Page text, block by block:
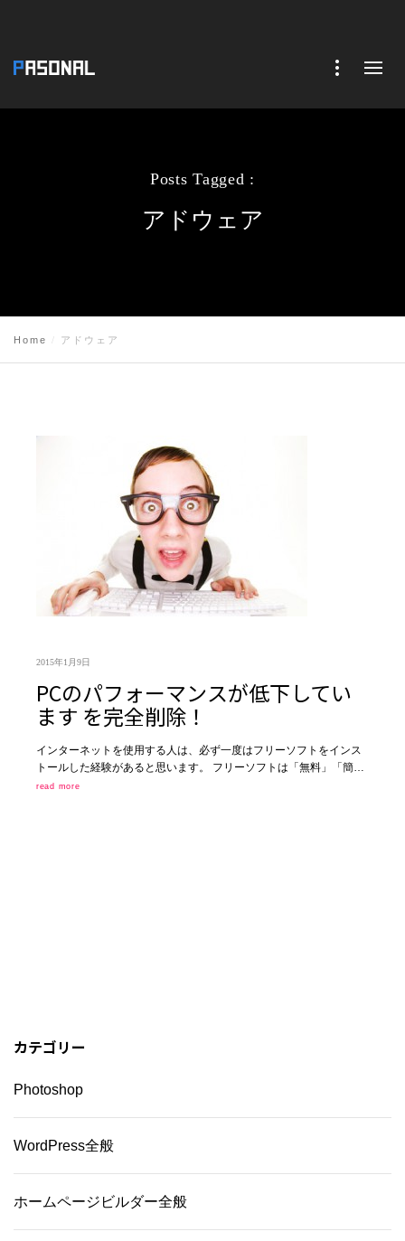
Posts Tagged :
アドウェア
Home アドウェア
2015年1月9日
PCのパフォーマンスが低下してい
ます を完全削除！
インターネットを使用する人は、必ず一度はフリーソフトをインス
トールした経験があると思います。 フリーソフトは「無料」「簡…
read more
カテゴリー
Photoshop
WordPress全般
ホームページビルダー全般